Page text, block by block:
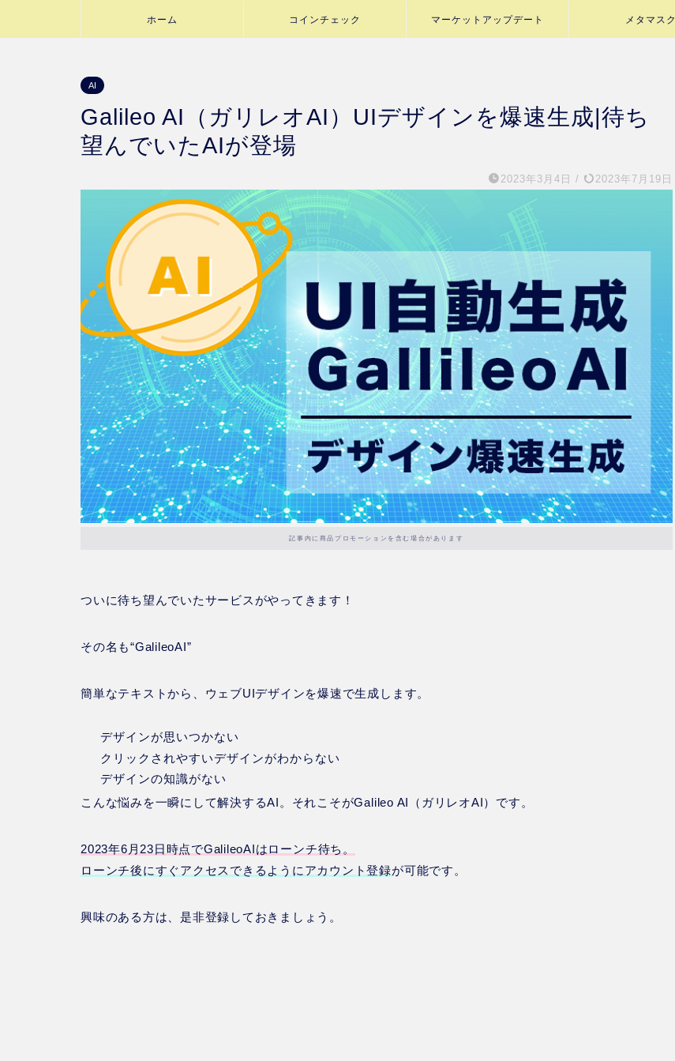
ホーム コインチェック マーケットアップデート メタマスク
AI
Galileo AI（ガリレオAI）UIデザインを爆速生成|待ち
望んでいたAIが登場
2023年3月4日 / 2023年7月19日
記事内に商品プロモーションを含む場合があります
ついに待ち望んでいたサービスがやってきます！
その名も“GalileoAI”
簡単なテキストから、ウェブUIデザインを爆速で生成します。
デザインが思いつかない
クリックされやすいデザインがわからない
デザインの知識がない
こんな悩みを一瞬にして解決するAI。それこそがGalileo AI（ガリレオAI）です。
2023年6月23日時点でGalileoAIはローンチ待ち。
ローンチ後にすぐアクセスできるようにアカウント登録が可能です。
興味のある方は、是非登録しておきましょう。